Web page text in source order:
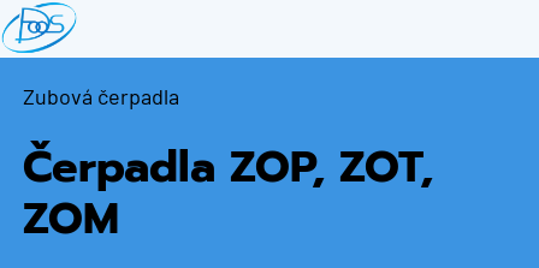
Přejít
k
obsahu
Zubová čerpadla
Čerpadla ZOP, ZOT,
ZOM